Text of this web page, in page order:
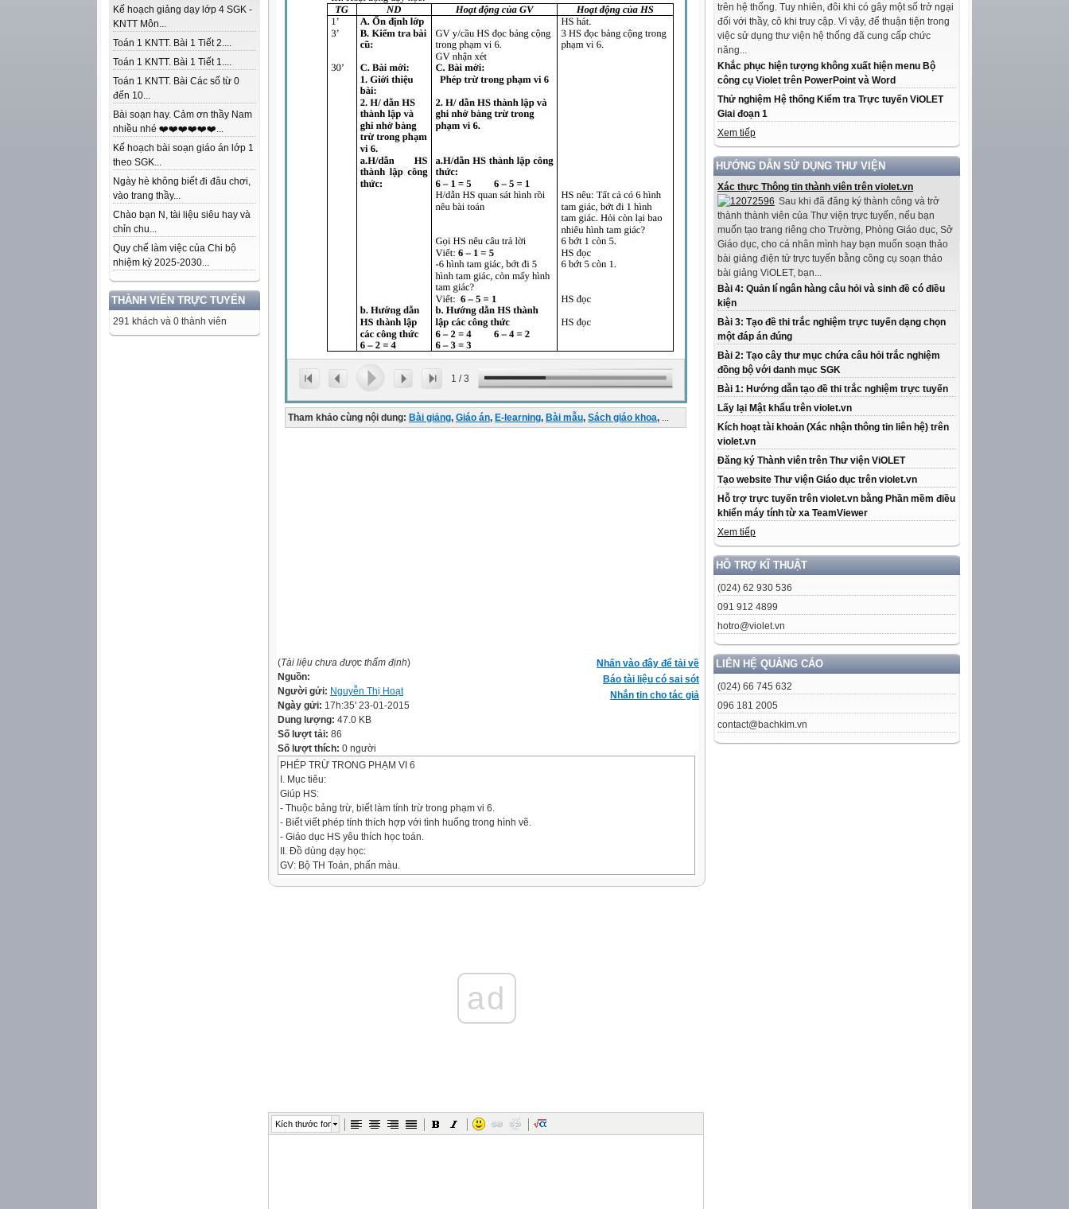
Kế hoạch giảng dạy lớp 4 SGK -
KNTT Môn...
Toán 1 KNTT. Bài 1 Tiết 2....
Toán 1 KNTT. Bài 1 Tiết 1....
Toán 1 KNTT. Bài Các số từ 0
đến 10...
Bài soạn hay. Cảm ơn thầy Nam
nhiều nhé ❤️❤️❤️❤️❤️❤️...
Kế hoạch bài soạn giáo án lớp 1
theo SGK...
Ngày hè không biết đi đâu chơi,
vào trang thầy...
Chào bạn N, tài liệu siêu hay và
chỉn chu...
Quy chế làm việc của Chi bộ
nhiệm kỳ 2025-2030...
THÀNH VIÊN TRỰC TUYẾN
291 khách và 0 thành viên
trên hệ thống. Tuy nhiên, đôi khi có gây một số trở ngại
đối với thầy, cô khi truy cập. Vì vậy, để thuận tiện trong
việc sử dụng thư viện hệ thống đã cung cấp chức
năng...
Khắc phục hiện tượng không xuất hiện menu Bộ
công cụ Violet trên PowerPoint và Word
Thử nghiệm Hệ thống Kiểm tra Trực tuyến ViOLET
Giai đoạn 1
Xem tiếp
HƯỚNG DẪN SỬ DỤNG THƯ VIỆN
Xác thực Thông tin thành viên trên violet.vn
Sau khi đã đăng ký thành công và trở
thành thành viên của Thư viện trực tuyến, nếu bạn
muốn tạo trang riêng cho Trường, Phòng Giáo dục, Sở
Giáo dục, cho cá nhân mình hay bạn muốn soạn thảo
bài giảng điện tử trực tuyến bằng công cụ soạn thảo
bài giảng ViOLET, bạn...
Bài 4: Quản lí ngân hàng câu hỏi và sinh đề có điều
kiện
Bài 3: Tạo đề thi trắc nghiệm trực tuyến dạng chọn
một đáp án đúng
Bài 2: Tạo cây thư mục chứa câu hỏi trắc nghiệm
đồng bộ với danh mục SGK
Bài 1: Hướng dẫn tạo đề thi trắc nghiệm trực tuyến
Lấy lại Mật khẩu trên violet.vn
Kích hoạt tài khoản (Xác nhận thông tin liên hệ) trên
violet.vn
Đăng ký Thành viên trên Thư viện ViOLET
Tạo website Thư viện Giáo dục trên violet.vn
Hỗ trợ trực tuyến trên violet.vn bằng Phần mềm điều
khiển máy tính từ xa TeamViewer
Xem tiếp
HỖ TRỢ KĨ THUẬT
(024) 62 930 536
091 912 4899
hotro@violet.vn
LIÊN HỆ QUẢNG CÁO
(024) 66 745 632
096 181 2005
contact@bachkim.vn
1 /3
Tham khảo cùng nội dung: Bài giảng, Giáo án, E-learning, Bài mẫu, Sách giáo khoa, ...
Nhấn vào đây để tải về
Báo tài liệu có sai sót
Nhắn tin cho tác giả
(Tài liệu chưa được thẩm định)
Nguồn:
Người gửi: Nguyễn Thị Hoạt
Ngày gửi: 17h:35' 23-01-2015
Dung lượng: 47.0 KB
Số lượt tải: 86
Số lượt thích: 0 người
PHÉP TRỪ TRONG PHẠM VI 6
I. Mục tiêu:
Giúp HS:
- Thuộc bảng trừ, biết làm tính trừ trong phạm vi 6.
- Biết viết phép tính thích hợp với tình huống trong hình vẽ.
- Giáo dục HS yêu thích học toán.
II. Đồ dùng dạy học:
GV: Bộ TH Toán, phấn màu.
ad
Kích thước font